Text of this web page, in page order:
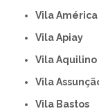
Vila América
Vila Apiay
Vila Aquilino
Vila
Vila Bastos